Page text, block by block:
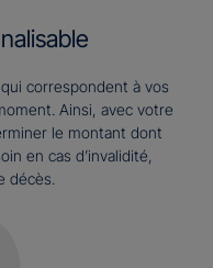
correspondent à vos
Ainsi, avec votre
le montant dont
en cas d’invalidité,
décès.